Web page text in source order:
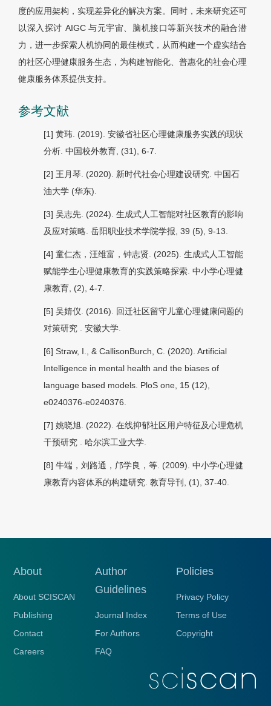
度的应用架构，实现差异化的解决方案。同时，未来研究还可
以深入探讨 AIGC 与元宇宙、脑机接口等新兴技术的融合潜
力，进一步探索人机协同的最佳模式，从而构建一个虚实结合
的社区心理健康服务生态，为构建智能化、普惠化的社会心理
健康服务体系提供支持。
参考文献
[1] 黄玮. (2019). 安徽省社区心理健康服务实践的现状
分析. 中国校外教育, (31), 6-7.
[2] 王月琴. (2020). 新时代社会心理建设研究. 中国石
油大学 (华东).
[3] 吴志先. (2024). 生成式人工智能对社区教育的影响
及应对策略. 岳阳职业技术学院学报, 39 (5), 9-13.
[4] 童仁杰，汪维富，钟志贤. (2025). 生成式人工智能
赋能学生心理健康教育的实践策略探索. 中小学心理健
康教育, (2), 4-7.
[5] 吴婧仪. (2016). 回迁社区留守儿童心理健康问题的
对策研究 . 安徽大学.
[6] Straw, I., & CallisonBurch, C. (2020). Artificial
Intelligence in mental health and the biases of
language based models. PloS one, 15 (12),
e0240376-e0240376.
[7] 姚晓旭. (2022). 在线抑郁社区用户特征及心理危机
干预研究 . 哈尔滨工业大学.
[8] 牛端，刘路通，邝学良，等. (2009). 中小学心理健
康教育内容体系的构建研究. 教育导刊 , (1), 37-40.
About
About SCISCAN
Publishing
Contact
Careers
Author
Guidelines
Journal Index
For Authors
FAQ
Policies
Privacy Policy
Terms of Use
Copyright